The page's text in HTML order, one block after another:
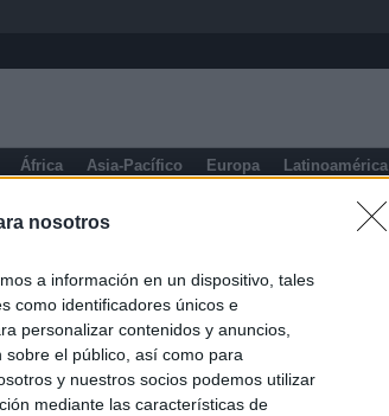
nosotros
a información en un dispositivo, tales
como identificadores únicos e
personalizar contenidos y anuncios,
el público, así como para
y nuestros socios podemos utilizar
mediante las características de
África Asia-Pacífico Europa Latinoamérica